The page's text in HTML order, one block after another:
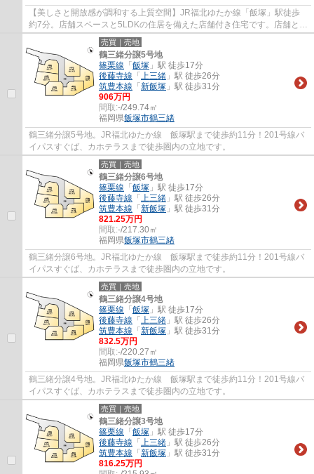
【美しさと開放感が調和する上質空間】JR福北ゆたか線「飯塚」駅徒歩
約7分。店舗スペースと5LDKの住居を備えた店舗付き住宅です。店舗と住
居の出入口が分かれており、自宅兼店舗や事務...
売買｜売地
鶴三緒分譲5号地
篠栗線 「 飯塚 」駅 徒歩17分
後藤寺線 「 上三緒 」駅 徒歩26分
筑豊本線 「 新飯塚 」駅 徒歩31分
906万円
間取:-/249.74㎡
福岡県飯塚市鶴三緒
鶴三緒分譲5号地。JR福北ゆたか線 飯塚駅まで徒歩約11分！201号線バ
イパスすぐば、カホテラスまで徒歩圏内の立地です。
売買｜売地
鶴三緒分譲6号地
篠栗線 「 飯塚 」駅 徒歩17分
後藤寺線 「 上三緒 」駅 徒歩26分
筑豊本線 「 新飯塚 」駅 徒歩31分
821.25万円
間取:-/217.30㎡
福岡県飯塚市鶴三緒
鶴三緒分譲6号地。JR福北ゆたか線 飯塚駅まで徒歩約11分！201号線バ
イパスすぐば、カホテラスまで徒歩圏内の立地です。
売買｜売地
鶴三緒分譲4号地
篠栗線 「 飯塚 」駅 徒歩17分
後藤寺線 「 上三緒 」駅 徒歩26分
筑豊本線 「 新飯塚 」駅 徒歩31分
832.5万円
間取:-/220.27㎡
福岡県飯塚市鶴三緒
鶴三緒分譲4号地。JR福北ゆたか線 飯塚駅まで徒歩約11分！201号線バ
イパスすぐば、カホテラスまで徒歩圏内の立地です。
売買｜売地
鶴三緒分譲3号地
篠栗線 「 飯塚 」駅 徒歩17分
後藤寺線 「 上三緒 」駅 徒歩26分
筑豊本線 「 新飯塚 」駅 徒歩31分
816.25万円